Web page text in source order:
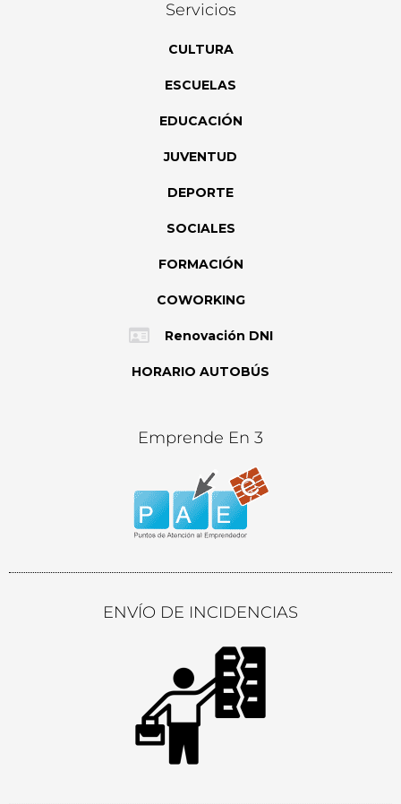
Servicios
CULTURA
ESCUELAS
EDUCACIÓN
JUVENTUD
DEPORTE
SOCIALES
FORMACIÓN
COWORKING
Renovación DNI
HORARIO AUTOBÚS
Emprende En 3
ENVÍO DE INCIDENCIAS